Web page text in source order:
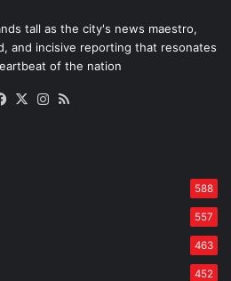
tall as the city's news maestro,
and incisive reporting that resonates
of the nation
Facebook
X Instagram
588
557
463
452